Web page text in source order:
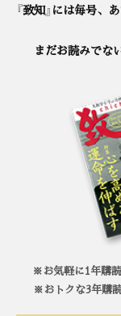
『致知』には毎号、
まだお読みでな
※お気軽に1年購
※おトクな3年購